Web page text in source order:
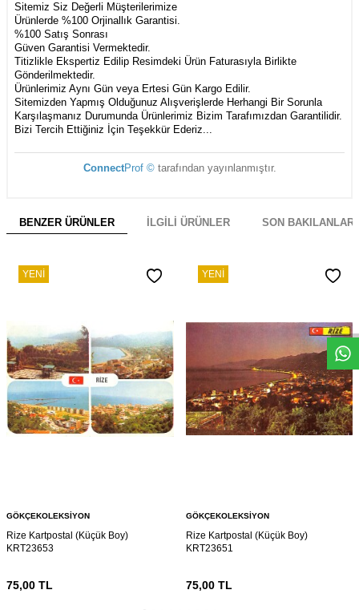
W
h
s
a
p
p
D
e
s
e
H
a
t
t
Sitemiz Siz Değerli Müşterilerimize
Ürünlerde %100 Orjinallık Garantisi.
%100 Satış Sonrası
Güven Garantisi Vermektedir.
Titizlikle Ekspertiz Edilip Resimdeki Ürün Faturasıyla Birlikte
Gönderilmektedir.
Ürünlerimiz Aynı Gün veya Ertesi Gün Kargo Edilir.
Sitemizden Yapmış Olduğunuz Alışverişlerde Herhangi Bir Sorunla
Karşılaşmanız Durumunda Ürünlerimiz Bizim Tarafımızdan Garantilidir.
Bizi Tercih Ettiğiniz İçin Teşekkür Ederiz...
ConnectProf ©tarafından yayınlanmıştır.
BENZER ÜRÜNLER İLGILI ÜRÜNLER SON BAKILANLAR
YENI
GÖKÇEKOLEKSIYON
Rize Kartpostal (Küçük Boy)
KRT23653
75,00 TL
YENI
GÖKÇEKOLEKSIYON
Rize Kartpostal (Küçük Boy)
KRT23651
75,00TL